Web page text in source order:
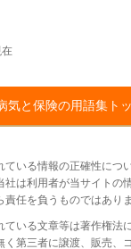
気と保険の用語集ト
ている情報の正確性につ
社は利用者が当サイトの
任を負うものではありま
ている文章等は著作権法
く第三者に譲渡、販売、